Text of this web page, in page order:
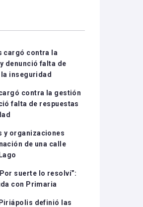
disminuir
el
cargó contra la
denunció falta de
inseguridad
contra la gestión
falta de respuestas
y organizaciones
de una calle
suerte lo resolví”:
con Primaria
Piriápolis definió las